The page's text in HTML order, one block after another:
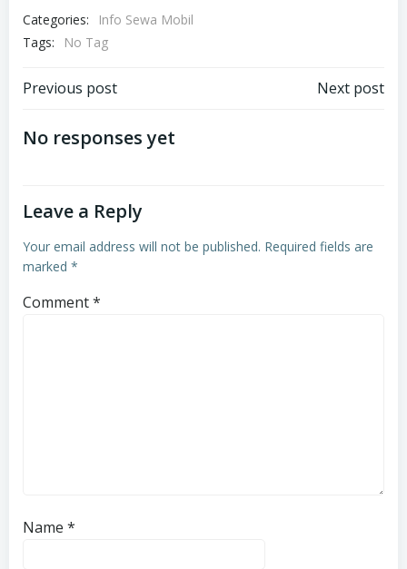
Categories:
Info Sewa Mobil
Tags:
No Tag
Post
navigation
Previous post Next post
No responses yet
Leave a Reply
Your email address will not be published. Required fields are
marked *
Comment*
Name *